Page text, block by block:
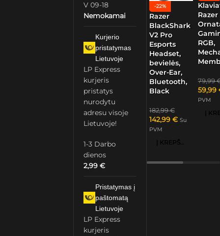
V 09-18
Nemokamai
Kurjerio
pristatymas
Lietuvoje
LP Express
kurjeris
pristatys
nurodytu
adresu visoje
Lietuvoje!
1-3 Darbo
dienos
2,99€
Pristatymas į
paštomatą
Lietuvoje
LP Express
kurjeris
-22%
Razer
BlackShark
V2 Pro
Esports
Headset,
bevielės,
Over-Ear,
Bluetooth,
Black
182,99€
142,99 € Su
PVM
Į KREPŠELĮ
Razer
RGB,
79,99
59,99
PVM